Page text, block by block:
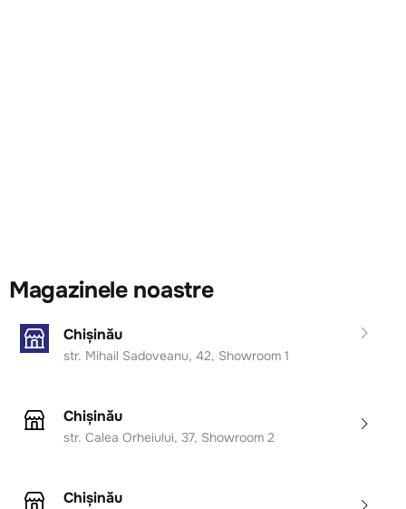
Magazinele noastre
Chișinău
str. Mihail Sadoveanu, 42, Showroom 1
Chișinău
str. Calea Orheiului, 37, Showroom 2
Chișinău